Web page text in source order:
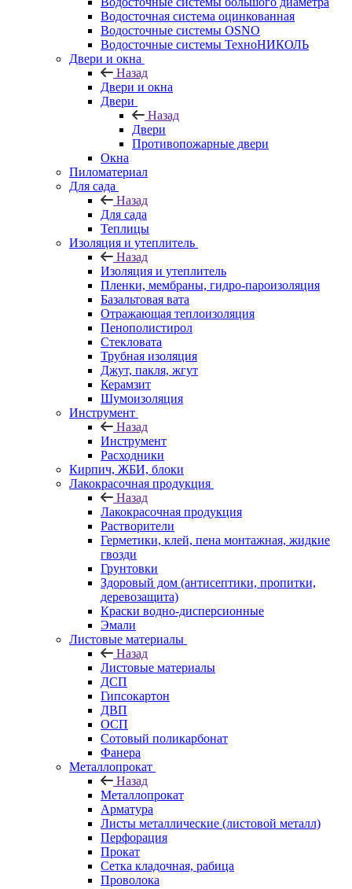
Водосточная система оцинкованная
Водосточные системы OSNO
Водосточные системы ТехноНИКОЛЬ
Двери и окна
Назад
Двери и окна
Двери
Назад
Двери
Противопожарные двери
Окна
Пиломатериал
Для сада
Назад
Для сада
Теплицы
Изоляция и утеплитель
Назад
Изоляция и утеплитель
Пленки, мембраны, гидро-пароизоляция
Базальтовая вата
Отражающая теплоизоляция
Пенополистирол
Стекловата
Трубная изоляция
Джут, пакля, жгут
Керамзит
Шумоизоляция
Инструмент
Назад
Инструмент
Расходники
Кирпич, ЖБИ, блоки
Лакокрасочная продукция
Назад
Лакокрасочная продукция
Растворители
Герметики, клей, пена монтажная, жидкие
гвозди
Грунтовки
Здоровый дом (антисептики, пропитки,
деревозащита)
Краски водно-дисперсионные
Эмали
Листовые материалы
Назад
Листовые материалы
ДСП
Гипсокартон
ДВП
ОСП
Сотовый поликарбонат
Фанера
Металлопрокат
Назад
Металлопрокат
Арматура
Листы металлические (листовой металл)
Перфорация
Прокат
Сетка кладочная, рабица
Проволока